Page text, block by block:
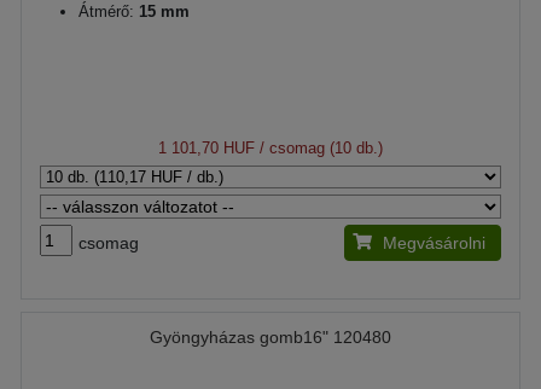
Átmérő: 15 mm
1 101,70 HUF / csomag (10 db.)
csomag Megvásárolni
Gyöngyházas gomb16" 120480